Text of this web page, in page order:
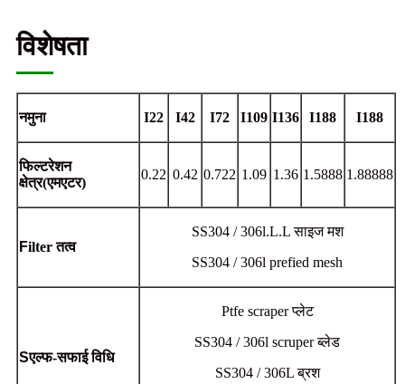
विशेषता
नमुना I22 I42 I72 I109 I136 I188 I188
फिल्टरेशन
क्षेत्र(एमएटर)
0.22 0.42 0.722 1.09 1.36 1.5888 1.88888
Filter तत्व
SS304 / 306l.L.L साइज मश
SS304 / 306l prefied mesh
Sएल्फ-सफाई विधि
Ptfe scraper प्लेट
SS304 / 306l scruper ब्लेड
SS304 / 306L ब्रश